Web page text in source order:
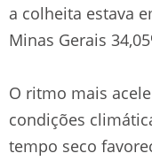
a colheita estava
Minas Gerais
O ritmo mais
condições
tempo seco